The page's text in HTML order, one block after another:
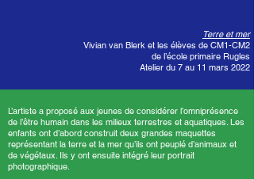
Terre et mer
Vivian van Blerk et les élèves de CM1-CM2
de l’école primaire Rugles
Atelier du 7 au 11 mars 2022
L’artiste a proposé aux jeunes de considérer l’omniprésence
de l’être humain dans les milieux terrestres et aquatiques. Les
enfants ont d’abord construit deux grandes maquettes
représentant la terre et la mer qu’ils ont peuplé d’animaux et
de végétaux. Ils y ont ensuite intégré leur portrait
photographique.